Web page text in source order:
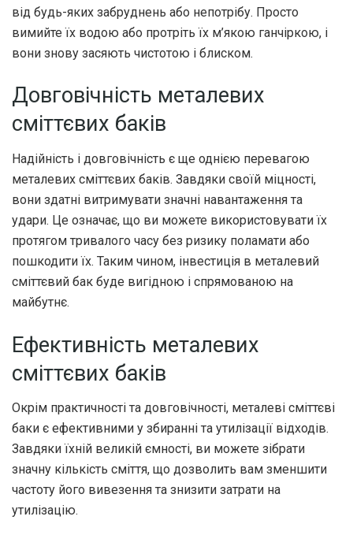
від будь-яких забруднень або непотрібу. Просто
вимийте їх водою або протріть їх м’якою ганчіркою, і
вони знову засяють чистотою і блиском.
Довговічність металевих
сміттєвих баків
Надійність і довговічність є ще однією перевагою
металевих сміттєвих баків. Завдяки своїй міцності,
вони здатні витримувати значні навантаження та
удари. Це означає, що ви можете використовувати їх
протягом тривалого часу без ризику поламати або
пошкодити їх. Таким чином, інвестиція в металевий
сміттєвий бак буде вигідною і спрямованою на
майбутнє.
Ефективність металевих
сміттєвих баків
Окрім практичності та довговічності, металеві сміттєві
баки є ефективними у збиранні та утилізації відходів.
Завдяки їхній великій ємності, ви можете зібрати
значну кількість сміття, що дозволить вам зменшити
частоту його вивезення та знизити затрати на
утилізацію.